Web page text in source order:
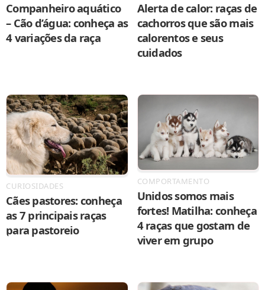
Companheiro aquático
– Cão d’água: conheça as
4 variações da raça
Alerta de calor: raças de
cachorros que são mais
calorentos e seus
cuidados
CURIOSIDADES
Cães pastores: conheça
as 7 principais raças
para pastoreio
COMPORTAMENTO
Unidos somos mais
fortes! Matilha: conheça
4 raças que gostam de
viver em grupo